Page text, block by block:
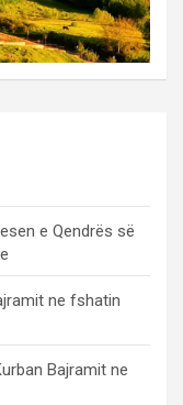
e Qendrës së
ne fshatin
Bajramit ne